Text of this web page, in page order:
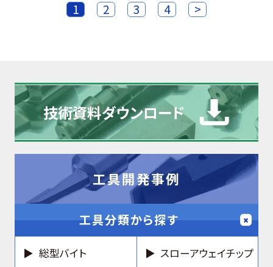
1 2 3 4 >
技術資料ダウンロード
工具開発事例
工具分類から探す
総型バイト スローアウェイチップ